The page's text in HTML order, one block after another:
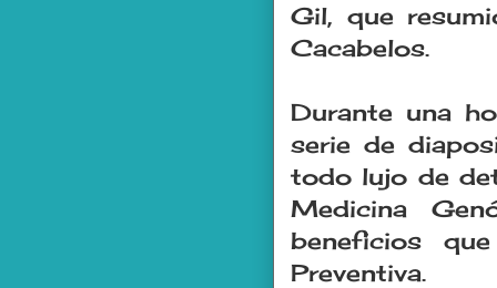
Gil, que
Cacabelos.
Durante una
serie de
todo lujo de
Medicina
beneficios
Preventiva.